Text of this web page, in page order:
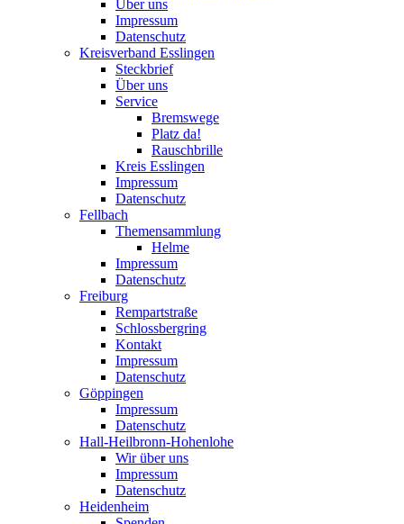
Über uns
Impressum
Datenschutz
Kreisverband Esslingen
Steckbrief
Über uns
Service
Bremswege
Platz da!
Rauschbrille
Kreis Esslingen
Impressum
Datenschutz
Fellbach
Themensammlung
Helme
Impressum
Datenschutz
Freiburg
Rempartstraße
Schlossbergring
Kontakt
Impressum
Datenschutz
Göppingen
Impressum
Datenschutz
Hall-Heilbronn-Hohenlohe
Wir über uns
Impressum
Datenschutz
Heidenheim